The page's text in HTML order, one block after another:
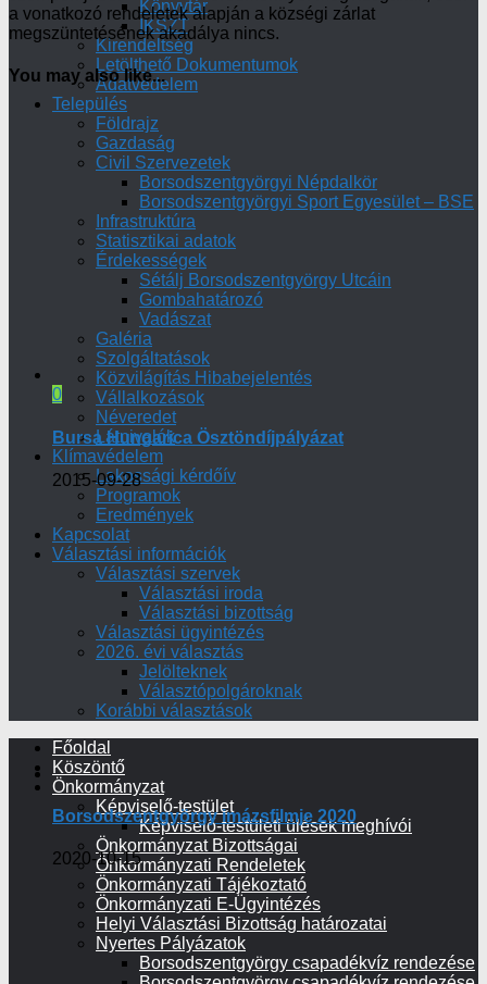
Könyvtár
IKSZT
Kirendeltség
Letölthető Dokumentumok
Adatvédelem
Település
Földrajz
Gazdaság
Civil Szervezetek
Borsodszentgyörgyi Népdalkör
Borsodszentgyörgyi Sport Egyesület – BSE
Infrastruktúra
Statisztikai adatok
Érdekességek
Sétálj Borsodszentgyörgy Utcáin
Gombahatározó
Vadászat
Galéria
Szolgáltatások
Közvilágítás Hibabejelentés
Vállalkozások
Néveredet
Látnivalók
Klímavédelem
Lakossági kérdőív
Programok
Eredmények
Kapcsolat
Választási információk
Választási szervek
Választási iroda
Választási bizottság
Választási ügyintézés
2026. évi választás
Jelölteknek
Választópolgároknak
Korábbi választások
Főoldal
Köszöntő
Önkormányzat
Képviselő-testület
Képviselő-testületi ülések meghívói
Önkormányzat Bizottságai
Önkormányzati Rendeletek
Önkormányzati Tájékoztató
Önkormányzati E-Ügyintézés
Helyi Választási Bizottság határozatai
Nyertes Pályázatok
Borsodszentgyörgy csapadékvíz rendezése
a vonatkozó rendeletek alapján a községi zárlat
megszüntetésének akadálya nincs.
You may also like...
0
Bursa Hungarica Ösztöndíjpályázat
2015-09-28
Borsodszentgyörgy imázsfilmje 2020
2020-10-15